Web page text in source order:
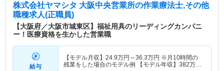
株式会社ヤマシタ 大阪中央営業所の作業療法士,その他
職種求人(正職員)
【大阪府／大阪市城東区】福祉用具のリーディングカンパニ
ー！医療資格を生かした営業職
給与
【モデル月収】 24.9万円～36.3万円 ※月10時間の
残業をした場合のモデル例 【モデル年収】 382万円